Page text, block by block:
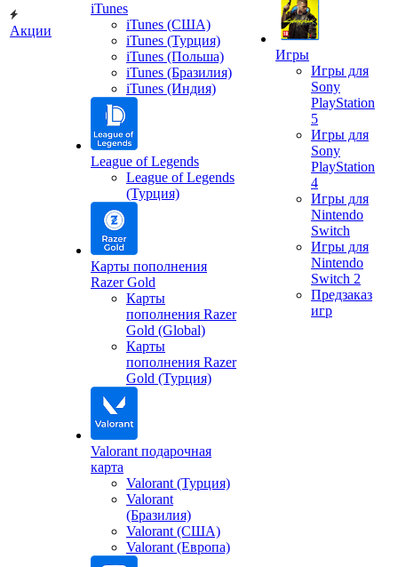
Акции
iTunes
iTunes (США)
iTunes (Турция)
iTunes (Польша)
iTunes (Бразилия)
iTunes (Индия)
League of Legends
League of Legends
(Турция)
Карты пополнения
Razer Gold
Карты
пополнения Razer
Gold (Global)
Карты
пополнения Razer
Gold (Турция)
Valorant подарочная
карта
Valorant (Турция)
Valorant
(Бразилия)
Valorant (США)
Valorant (Европа)
Игры
Игры для
Sony
PlayStation
5
Игры для
Sony
PlayStation
4
Игры для
Nintendo
Switch
Игры для
Nintendo
Switch 2
Предзаказ
игр